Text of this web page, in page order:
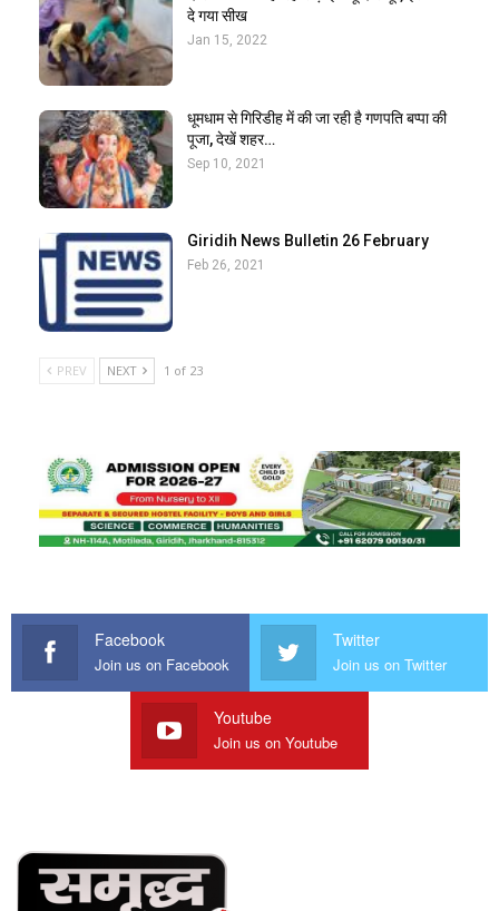
दे गया सीख
Jan 15, 2022
धूमधाम से गिरिडीह में की जा रही है गणपति बप्पा की
पूजा, देखें शहर…
Sep 10, 2021
Giridih News Bulletin 26 February
Feb 26, 2021
PREV NEXT 1 of 23
Facebook
Join us on Facebook
Twitter
Join us on Twitter
Youtube
Join us on Youtube